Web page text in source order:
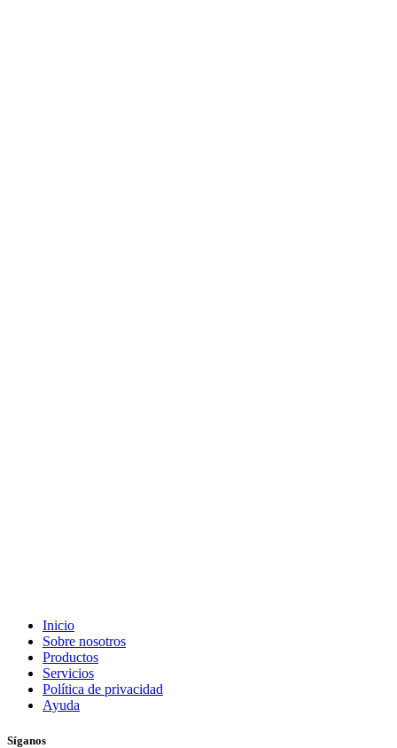
Inicio
Sobre nosotros
Productos
Servicios
Política de privacidad
Ayuda
Síganos